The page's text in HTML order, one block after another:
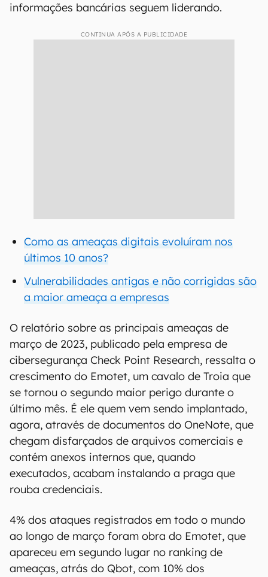
informações bancárias seguem liderando.
CONTINUA APÓS A PUBLICIDADE
Como as ameaças digitais evoluíram nos
últimos 10 anos?
Vulnerabilidades antigas e não corrigidas são
a maior ameaça a empresas
O relatório sobre as principais ameaças de
março de 2023, publicado pela empresa de
cibersegurança Check Point Research, ressalta o
crescimento do Emotet, um cavalo de Troia que
se tornou o segundo maior perigo durante o
último mês. É ele quem vem sendo implantado,
agora, através de documentos do OneNote, que
chegam disfarçados de arquivos comerciais e
contém anexos internos que, quando
executados, acabam instalando a praga que
rouba credenciais.
4% dos ataques registrados em todo o mundo
ao longo de março foram obra do Emotet, que
apareceu em segundo lugar no ranking de
ameaças, atrás do Qbot, com 10% dos